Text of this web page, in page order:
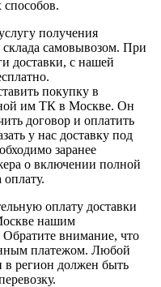
получения
склада самовывозом. При
доставки, с нашей
покупку в
им ТК в Москве. Он
договор и оплатить
у нас доставку под
заранее
о включении полной
оплату.
оплату доставки
нашим
Обратите внимание, что
платежом. Любой
в регион должен быть